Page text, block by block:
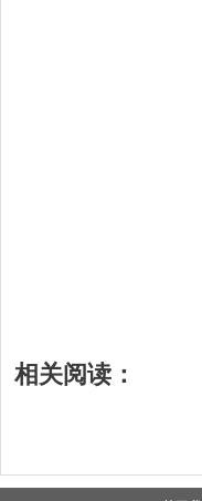
相关阅读：